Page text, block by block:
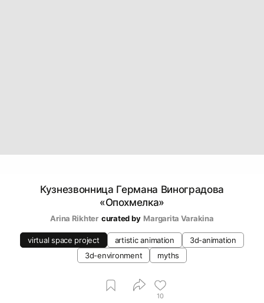
Кузнезвонница Германа Виноградова
«Опохмелка»
Arina Rikhter curated by Margarita Varakina
virtual space project artistic animation
3d-animation
3d-environment
myths
10